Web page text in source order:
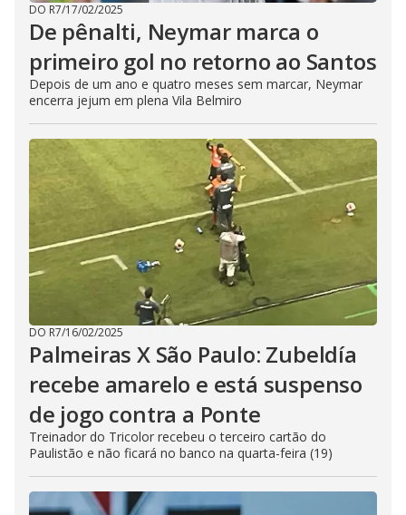
DO R7/17/02/2025
De pênalti, Neymar marca o
primeiro gol no retorno ao Santos
Depois de um ano e quatro meses sem marcar, Neymar
encerra jejum em plena Vila Belmiro
DO R7/16/02/2025
Palmeiras X São Paulo: Zubeldía
recebe amarelo e está suspenso
de jogo contra a Ponte
Treinador do Tricolor recebeu o terceiro cartão do
Paulistão e não ficará no banco na quarta-feira (19)